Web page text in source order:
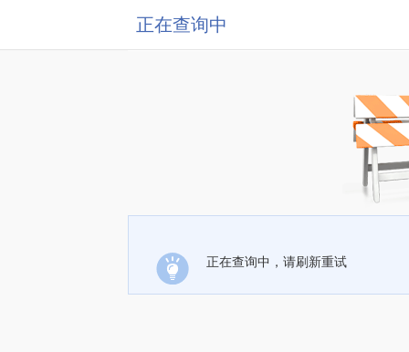
正在查询中
正在查询中，请刷新重试